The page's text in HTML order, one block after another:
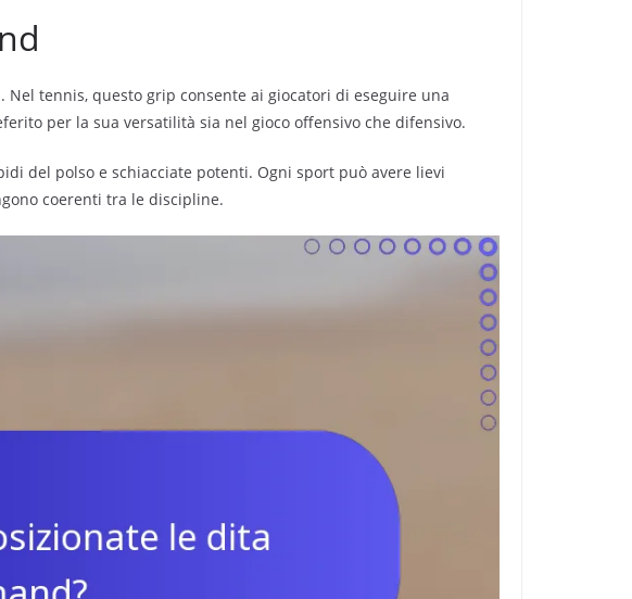
tennis, questo grip consente ai giocatori di eseguire una
per la sua versatilità sia nel gioco offensivo che difensivo.
del polso e schiacciate potenti. Ogni sport può avere lievi
coerenti tra le discipline.